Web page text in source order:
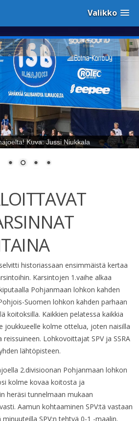
Valikko
Kuva: Jussi Niukkala
historiassaan ensimmäistä kertaa
Karsintojen 1.vaihe alkaa
Pohjanmaan lohkon kahden
Suomen lohkon kahden parhaan
koitoksilla. Kaikkien pelatessa kaikkia
joukkueelle kolme ottelua, joten naisilla
Lohkovoittajat SPV ja SSRA
lähtöpisteen.
2.divisioonan Pohjanmaan lohkon
kolme kovaa koitosta ja
heräsi tunnelmaan mukaan
Aamun kohtaaminen SPV:tä vastaan
SPV:n tehtyä 0-1 -maalin.